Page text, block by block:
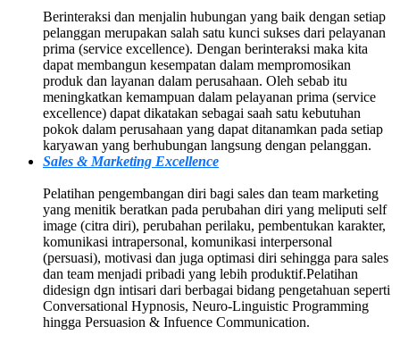
Berinteraksi dan menjalin hubungan yang baik dengan setiap
pelanggan merupakan salah satu kunci sukses dari pelayanan
prima (service excellence). Dengan berinteraksi maka kita
dapat membangun kesempatan dalam mempromosikan
produk dan layanan dalam perusahaan. Oleh sebab itu
meningkatkan kemampuan dalam pelayanan prima (service
excellence) dapat dikatakan sebagai saah satu kebutuhan
pokok dalam perusahaan yang dapat ditanamkan pada setiap
karyawan yang berhubungan langsung dengan pelanggan.
Sales & Marketing Excellence
Pelatihan pengembangan diri bagi sales dan team marketing
yang menitik beratkan pada perubahan diri yang meliputi self
image (citra diri), perubahan perilaku, pembentukan karakter,
komunikasi intrapersonal, komunikasi interpersonal
(persuasi), motivasi dan juga optimasi diri sehingga para sales
dan team menjadi pribadi yang lebih produktif.Pelatihan
didesign dgn intisari dari berbagai bidang pengetahuan seperti
Conversational Hypnosis, Neuro-Linguistic Programming
hingga Persuasion & Infuence Communication.